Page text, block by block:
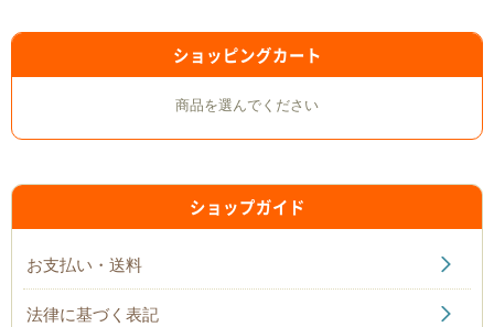
ショッピングカート
商品を選んでください
ショップガイド
お支払い・送料
法律に基づく表記